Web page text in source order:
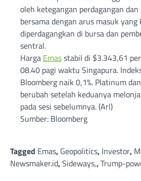
oleh ketegangan perdagangan
bersama dengan arus masuk
diperdagangkan di bursa dan
sentral.
Harga Emasstabil di $3.343,61
08.40 pagi waktu Singapura.
Bloomberg naik 0,1%. Platinum
berubah setelah keduanya
pada sesi sebelumnya. (Arl)
Sumber: Bloomberg
Tagged Emas, Geopolitics, Investor,
Newsmaker.id,Sideways,,Trump-